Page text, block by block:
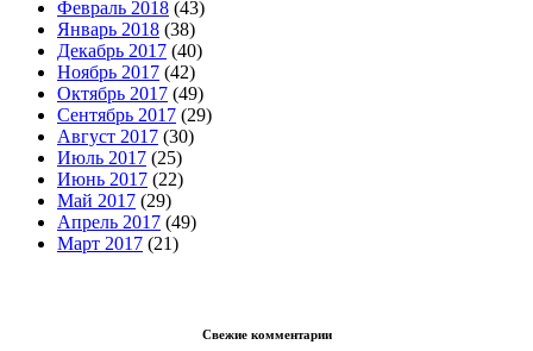
Февраль 2018 (43)
Январь 2018 (38)
Декабрь 2017 (40)
Ноябрь 2017 (42)
Октябрь 2017 (49)
Сентябрь 2017 (29)
Август 2017 (30)
Июль 2017 (25)
Июнь 2017 (22)
Май 2017 (29)
Апрель 2017 (49)
Март 2017 (21)
Свежие комментарии